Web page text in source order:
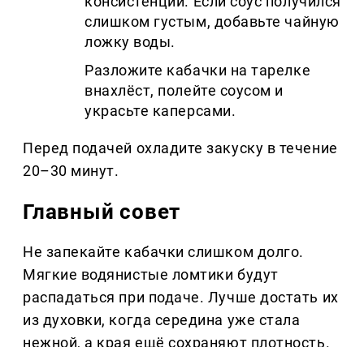
слишком густым, добавьте чайную
ложку воды.
Разложите кабачки на тарелке
внахлёст, полейте соусом и
украсьте каперсами.
Перед подачей охладите закуску в течение
20–30 минут.
Главный совет
Не запекайте кабачки слишком долго.
Мягкие водянистые ломтики будут
распадаться при подаче. Лучше достать их
из духовки, когда середина уже стала
нежной, а края ещё сохраняют плотность.